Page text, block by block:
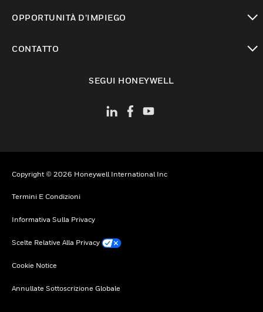
OPPORTUNITÀ D’IMPIEGO
CONTATTO
SEGUI HONEYWELL
Copyright © 2026 Honeywell International Inc
Termini E Condizioni
Informativa Sulla Privacy
Scelte Relative Alla Privacy
Cookie Notice
Annullate Sottoscrizione Globale